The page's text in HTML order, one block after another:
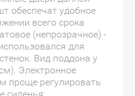
обеспечат удобное
всего срока
(непрозрачное) -
для
Вид поддона у
Электронное
проще регулировать